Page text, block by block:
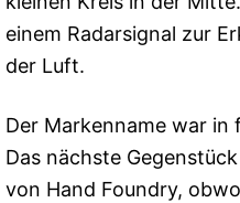
einem Radarsignal zur
der Luft.
Der Markenname war
Das nächste
von Hand Foundry,